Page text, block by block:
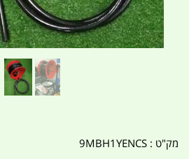
מק"ט : 9MBH1YENCS